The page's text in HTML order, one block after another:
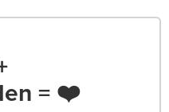
= ❤️